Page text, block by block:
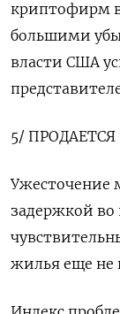
криптофирм
большими
власти США
5/ ПРОДАЕТСЯ
Ужесточение
задержкой во
жилья еще не